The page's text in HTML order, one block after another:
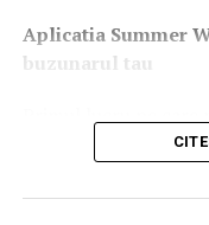
dezvoltat si astfel de
persoane ce nu se
in a recunoaste ca
pregateasca o
Aplicatia Summer
buzunarul tau
este sa descarci